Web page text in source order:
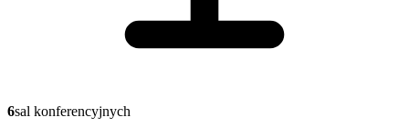
6sal konferencyjnych